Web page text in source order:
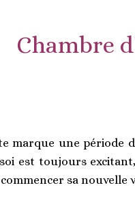
Chambre
marque une période
est toujours
sa nouvelle